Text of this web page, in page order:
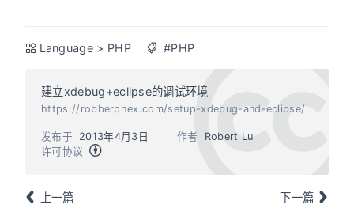
Language > PHP #PHP
建立xdebug+eclipse的调试环境
https://robberphex.com/setup-xdebug-and-eclipse/
作者 Robert Lu
发布于
2013年4月3日
许可协议
上一篇 下一篇